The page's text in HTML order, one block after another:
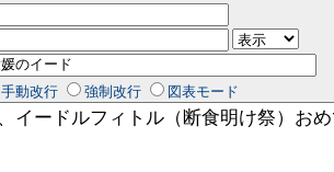
手動改行 強制改行 図表モード